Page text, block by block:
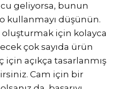
geliyorsa, bunun
kullanmayı düşünün.
oluşturmak için kolayca
çok sayıda ürün
için açıkça tasarlanmış
Cam için bir